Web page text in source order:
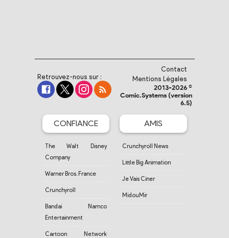
Retrouvez-nous sur :
Contact
Mentions Légales
2013-2026 ©
Comic.Systems (version
6.5)
CONFIANCE
The Walt Disney
Company
Warner Bros. France
Crunchyroll
Bandai Namco
Entertainment
Cartoon Network
AMIS
Crunchyroll News
Little Big Animation
Je Vais Ciner
MidouMir